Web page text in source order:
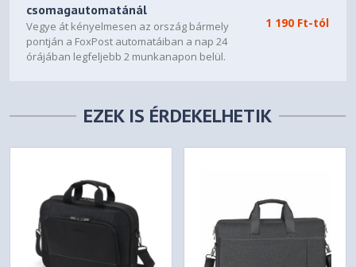
csomagautomatánál
Vegye át kényelmesen az ország bármely
pontján a FoxPost automatáiban a nap 24
órájában legfeljebb 2 munkanapon belül.
1 190 Ft-tól
EZEK IS ÉRDEKELHETIK